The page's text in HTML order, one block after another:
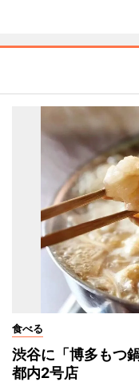
食べる
渋谷に「博多もつ
都内2号店